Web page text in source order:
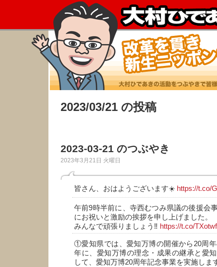
2023/03/21 の投稿
2023-03-21 のつぶやき
2023年3月21日 火曜日
皆さん、おはようございます☀️ https://t.co/
午前9時半前に、寺西むつみ県議の後援会
にお祝いと激励の挨拶を申し上げました。
みんなで頑張りましょう‼️ https://t.co/
①愛知県では、愛知万博の開催から20周
年に、愛知万博の理念・成果の継承と愛
して、愛知万博20周年記念事業を実施しま